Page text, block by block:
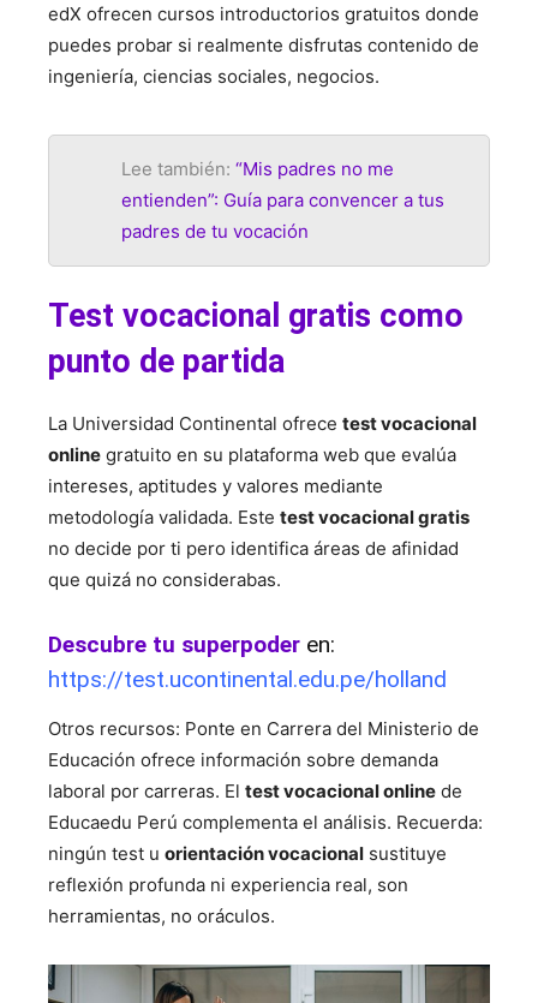
edX ofrecen cursos introductorios gratuitos donde
puedes probar si realmente disfrutas contenido de
ingeniería, ciencias sociales, negocios.
Lee también: “Mis padres no me
entienden”: Guía para convencer a tus
padres de tu vocación
Test vocacional gratis como
punto de partida
La Universidad Continental ofrece test vocacional
online gratuito en su plataforma web que evalúa
intereses, aptitudes y valores mediante
metodología validada. Este test vocacional gratis
no decide por ti pero identifica áreas de afinidad
que quizá no considerabas.
Descubre tu superpoder en:
https://test.ucontinental.edu.pe/holland
Otros recursos: Ponte en Carrera del Ministerio de
Educación ofrece información sobre demanda
laboral por carreras. El test vocacional online de
Educaedu Perú complementa el análisis. Recuerda:
ningún test u orientación vocacional sustituye
reflexión profunda ni experiencia real, son
herramientas, no oráculos.